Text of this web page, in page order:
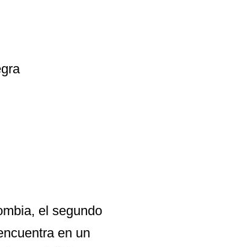
el segundo
en un